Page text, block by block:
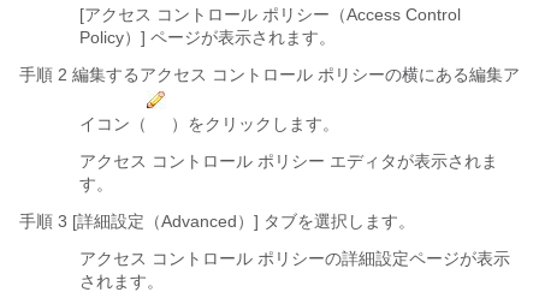
[アクセス コントロール ポリシー（Access Control
Policy）] ページが表示されます。
手順 2 編集するアクセス コントロール ポリシーの横にある編集ア
イコン（
）をクリックします。
アクセス コントロール ポリシー エディタが表示されま
す。
手順 3 [詳細設定（Advanced）] タブを選択します。
アクセス コントロール ポリシーの詳細設定ページが表示
されます。